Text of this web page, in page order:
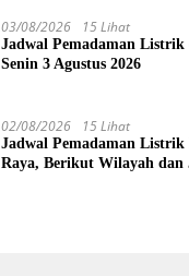
03/08/2026 15 Lihat
Jadwal Pemadaman Listrik
Senin 3 Agustus 2026
02/08/2026 15 Lihat
Jadwal Pemadaman
Raya, Berikut Wilayah dan